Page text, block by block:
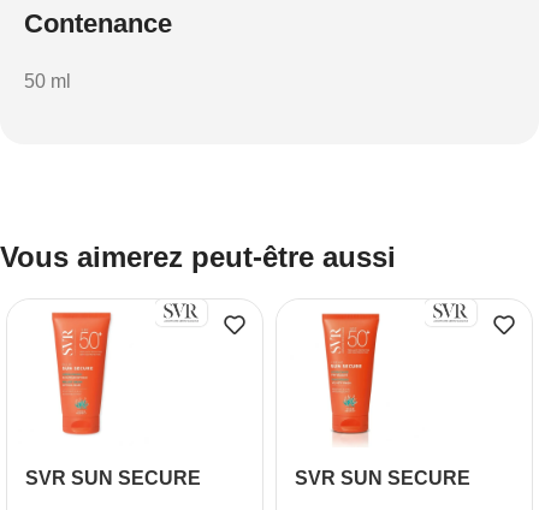
Contenance
50 ml
Vous aimerez peut-être aussi
SVR SUN SECURE
SVR SUN SECURE